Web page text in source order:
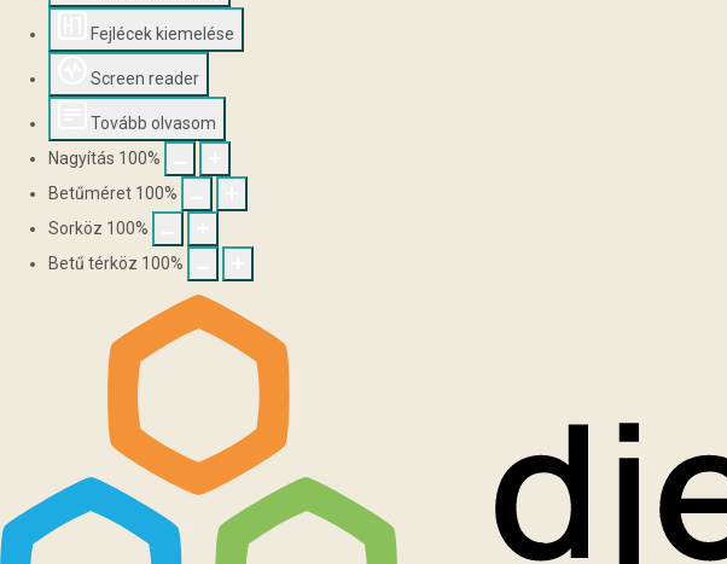
Fejlécek kiemelése
Screen reader
Tovább olvasom
Nagyítás 100%
Betűméret 100%
Sorköz 100%
Betű térköz 100%